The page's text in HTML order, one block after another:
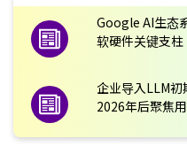
Google AI生态
软硬件关键支柱
企业导入LLM
2026年后聚焦